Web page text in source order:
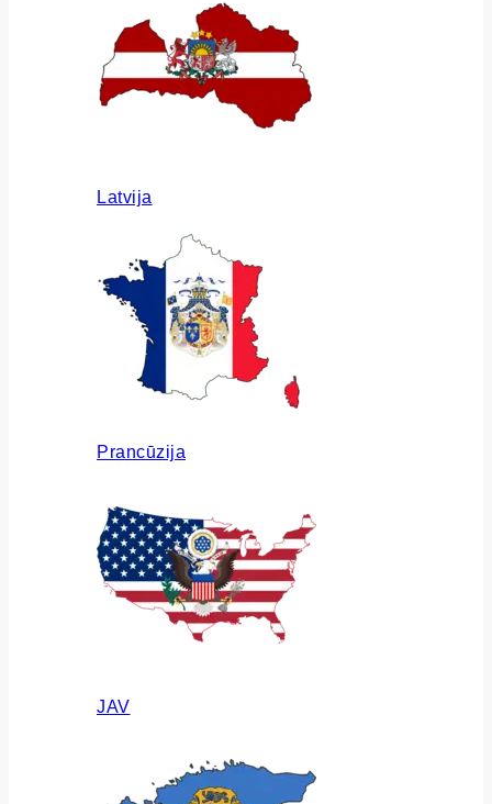
Latvija
Prancūzija
JAV